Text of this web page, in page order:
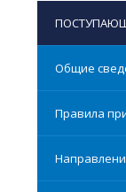
Общие
Правила